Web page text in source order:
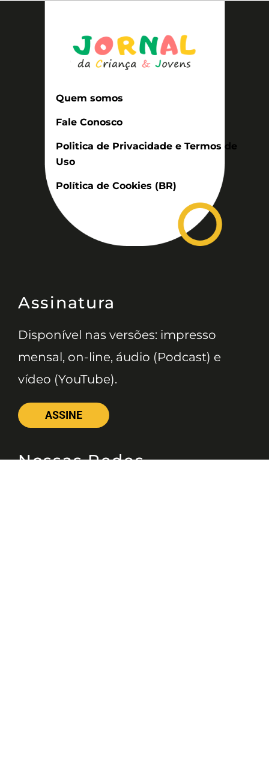
Quem somos
Fale Conosco
Politica de Privacidade e Termos de
Uso
Política de Cookies (BR)
Assinatura
Disponível nas versões: impresso
mensal, on-line, áudio (Podcast) e
vídeo (YouTube).
ASSINE
Nossas Redes